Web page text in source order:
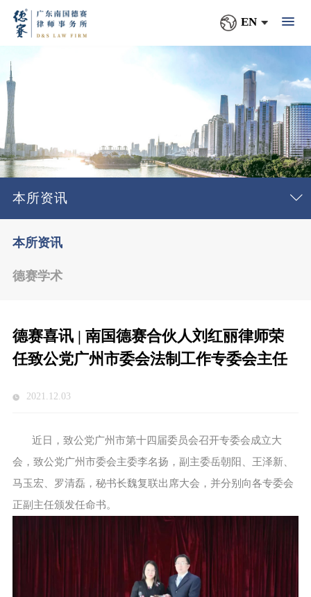
EN
本所资讯
本所资讯
德赛学术
德赛喜讯 | 南国德赛合伙人刘红丽律师荣
任致公党广州市委会法制工作专委会主任
2021.12.03
近日，致公党广州市第十四届委员会召开专委会成立大
会，致公党广州市委会主委李名扬，副主委岳朝阳、王泽新、
马玉宏、罗清磊，秘书长魏复联出席大会，并分别向各专委会
正副主任颁发任命书。